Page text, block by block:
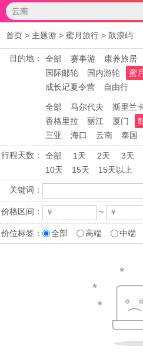
首页 > 主题游 > 蜜月旅行 > 鼓浪屿
目的地： 全部 赛事游 康养旅居
国际邮轮
国内游轮 蜜
成长记夏令营
自由行
全部 马尔代夫 斯里兰
香格里拉
丽江 厦门
三亚
海口 云南 泰国
行程天数： 全部 1天 2天 3天
10天
15天 15天以上
关键词：
价格区间： ~
价位标签： 全部 高端 中端